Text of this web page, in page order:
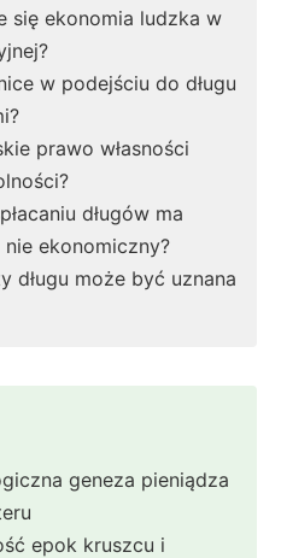
się ekonomia ludzka w
w podejściu do długu
prawo własności
długów ma
ekonomiczny?
długu może być uznana
geneza pieniądza
epok kruszcu i